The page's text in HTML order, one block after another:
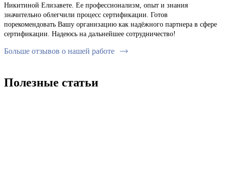
Никитиной Елизавете. Ее профессионализм, опыт и знания
значительно облегчили процесс сертификации. Готов
порекомендовать Вашу организацию как надёжного партнера в сфере
сертификации. Надеюсь на дальнейшее сотрудничество!
Больше отзывов о нашей работе
Полезные статьи